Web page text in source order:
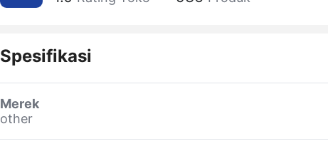
Spesifikasi
Merek
other